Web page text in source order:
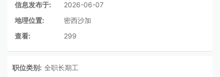
信息发布于:
2026-06-07
地理位置:
密西沙加
查看:
299
职位类别: 全职长期工